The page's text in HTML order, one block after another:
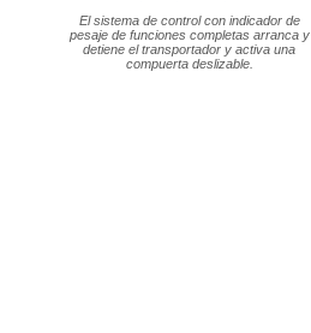
El sistema de control con indicador de
pesaje de funciones completas arranca y
detiene el transportador y activa una
compuerta deslizable.